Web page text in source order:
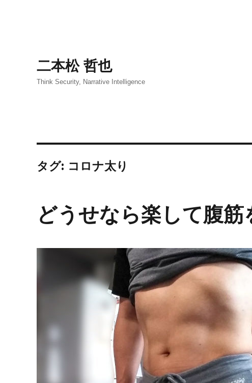
二本松 哲也
Think Security, Narrative Intelligence
タグ: コロナ太り
どうせなら楽して腹筋